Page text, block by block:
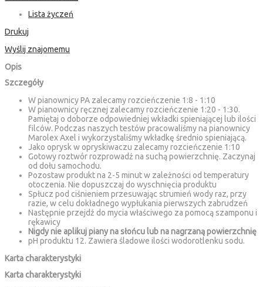
Lista życzeń
Drukuj
Wyślij znajomemu
Opis
Szczegóły
W pianownicy PA zalecamy rozcieńczenie 1:8 - 1:10
W pianownicy ręcznej zalecamy rozcieńczenie 1:20 - 1:30.
Pamiętaj o doborze odpowiedniej wkładki spieniającej lub ilości
filców. Podczas naszych testów pracowaliśmy na pianownicy
Marolex Axel i wykorzystaliśmy wkładkę średnio spieniającą.
Jako oprysk w opryskiwaczu zalecamy rozcieńczenie 1:10
Gotowy roztwór rozprowadź na suchą powierzchnię. Zaczynaj
od dołu samochodu.
Pozostaw produkt na 2-5 minut w zależności od temperatury
otoczenia. Nie dopuszczaj do wyschnięcia produktu
Spłucz pod ciśnieniem przesuwając strumień wody raz, przy
razie, w celu dokładnego wypłukania pierwszych zabrudzeń
Następnie przejdź do mycia właściwego za pomocą szamponu i
rękawicy
Nigdy nie aplikuj piany na słońcu lub na nagrzaną powierzchnię
pH produktu 12. Zawiera śladowe ilości wodorotlenku sodu.
Karta charakterystyki
Karta charakterystyki